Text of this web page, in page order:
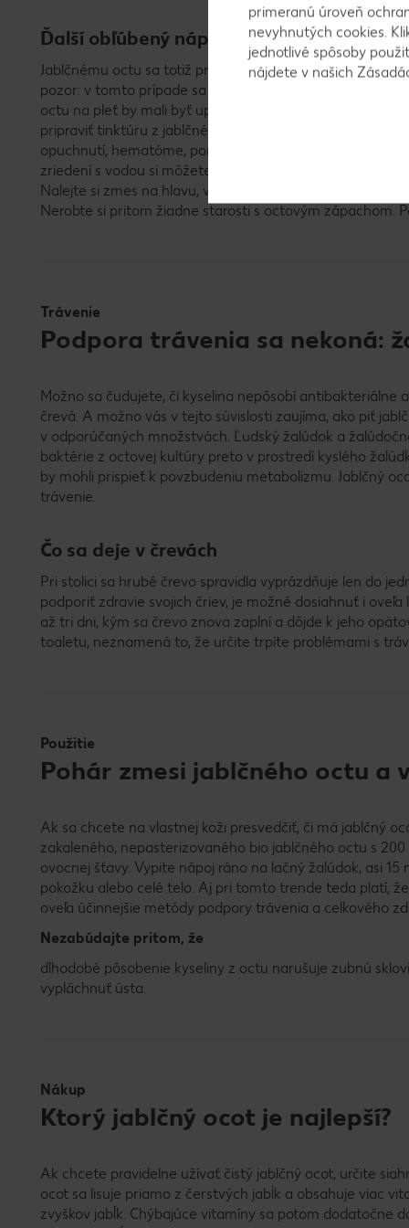
Ďalší obľúbený nápad: použiť jablčný
Jablčnému octu sa totiž pripisuje aj zdraviu prospešný
pozor: v tomto prípade sa ocot nepije, ale slúži len na
octu na pleť by mali byť upokojujúce a ocot by tiež mal
pripraviť tinktúru z jablčného octu alebo zábal. Účinky
opuchnutí, hematóme, pomliaždeninách, vyrážke a
zriedení s vodou si môžete pripraviť kyslý oplach a použiť
Nalejte si zmes na hlavu, vmasírujte a potom nechajte
Nerobte si pritom žiadne starosti s octovým zápachom.
Trávenie
Podpora trávenia sa nekoná:
Možno sa čudujete, či kyselina nepôsobí antibakteriálne
črevá. A možno vás v tejto súvislosti zaujíma, ako piť
v odporúčaných množstvách. Ľudský žalúdok a
baktérie z octovej kultúry preto v prostredí kyslého
by mohli prispieť k povzbudeniu metabolizmu. Jablčný
trávenie.
Čo sa deje v črevách
Pri stolici sa hrubé črevo spravidla vyprázdňuje len do
podporiť zdravie svojich čriev, je možné dosiahnuť i
až tri dni, kým sa črevo znova zaplní a dôjde k jeho
toaletu, neznamená to, že určite trpíte problémami s
Použitie
Pohár zmesi jablčného octu a
Ak sa chcete na vlastnej koži presvedčiť, či má jablčný
zakaleného, nepasterizovaného bio jablčného octu s
ovocnej šťavy. Vypite nápoj ráno na lačný žalúdok, asi
pokožku alebo celé telo. Aj pri tomto trende teda platí,
oveľa účinnejšie metódy podpory trávenia a celkového
Nezabúdajte pritom, že
dlhodobé pôsobenie kyseliny z octu narušuje zubnú
vypláchnuť ústa.
Nákup
Ktorý jablčný ocot je najlepší?
Ak chcete pravidelne užívať čistý jablčný ocot, určite
ocot sa lisuje priamo z čerstvých jabĺk a obsahuje viac
zvyškov jabĺk. Chýbajúce vitamíny sa potom dodatočne
primeranú úroveň
nevyhnutých cookies.
jednotlivé spôsoby
nájdete v našich